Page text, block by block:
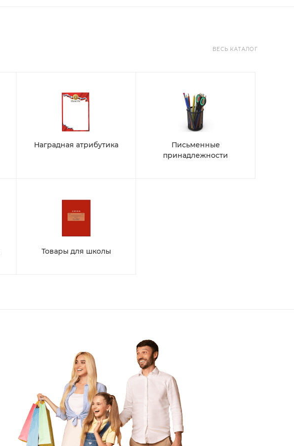
ВЕСЬ КАТАЛОГ
Наградная атрибутика
Письменные
принадлежности
Товары для школы